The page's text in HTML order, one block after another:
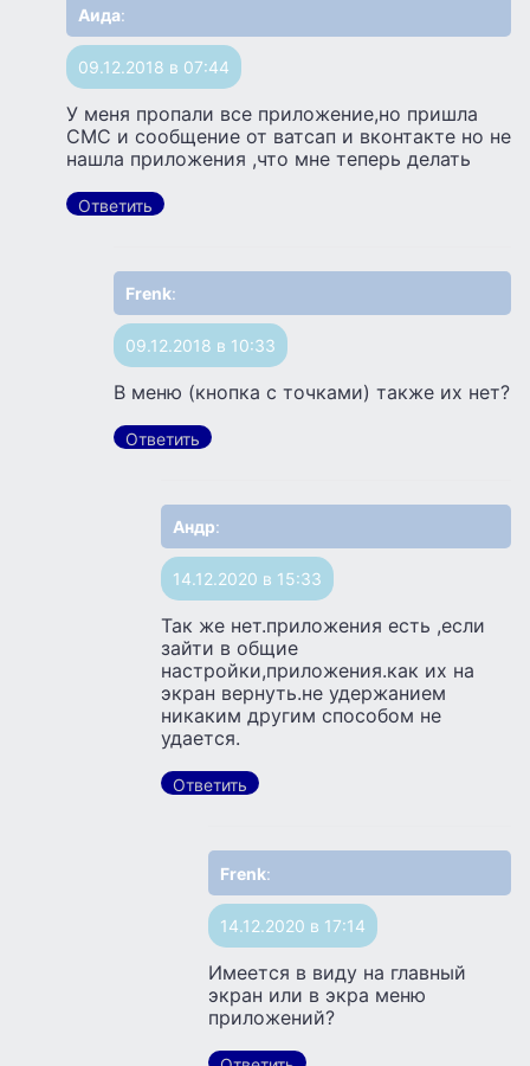
Аида:
09.12.2018 в 07:44
У меня пропали все приложение,но пришла
СМС и сообщение от ватсап и вконтакте но не
нашла приложения ,что мне теперь делать
Ответить
Frenk:
09.12.2018 в 10:33
В меню (кнопка с точками) также их нет?
Ответить
Андр:
14.12.2020 в 15:33
Так же нет.приложения есть ,если
зайти в общие
настройки,приложения.как их на
экран вернуть.не удержанием
никаким другим способом не
удается.
Ответить
Frenk:
14.12.2020 в 17:14
Имеется в виду на главный
экран или в экра меню
приложений?